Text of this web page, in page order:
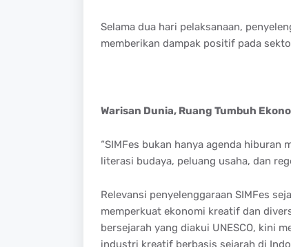
Selama dua hari pelaksanaan,
memberikan dampak positif pada
Warisan Dunia, Ruang Tumbuh
“SIMFes bukan hanya agenda
literasi budaya, peluang usaha, dan
Relevansi penyelenggaraan SIMFes
memperkuat ekonomi kreatif dan
bersejarah yang diakui UNESCO, kini
industri kreatif berbasis sejarah di